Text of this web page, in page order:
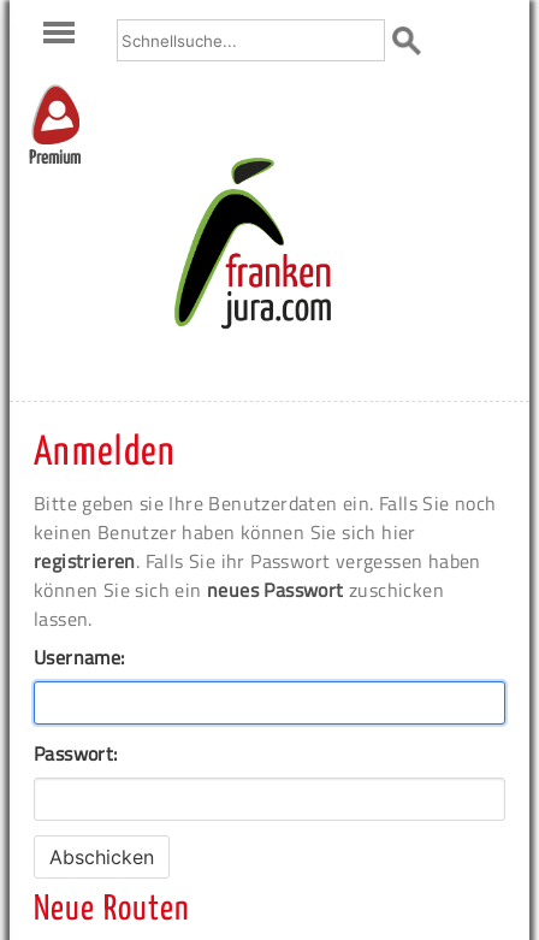
Premium
Anmelden
Bitte geben sie Ihre Benutzerdaten ein. Falls Sie noch
keinen Benutzer haben können Sie sich hier
registrieren. Falls Sie ihr Passwort vergessen haben
können Sie sich ein neues Passwort zuschicken
lassen.
Username:
Passwort:
Neue Routen